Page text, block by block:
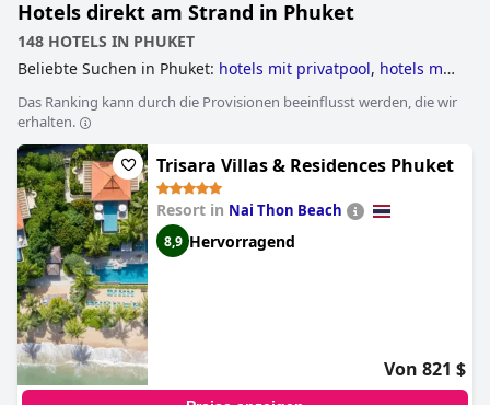
Hotels direkt am Strand in Phuket
148 HOTELS IN PHUKET
Beliebte Suchen in Phuket: hotels mit privatpool, hotels mit
luxushotels and5-sterne-hotels.
Das Ranking kann durch die Provisionen beeinflusst werden, die wir
erhalten.
Trisara Villas & Residences Phuket
Resort in Nai Thon Beach
8,9 Hervorragend
Von 821 $